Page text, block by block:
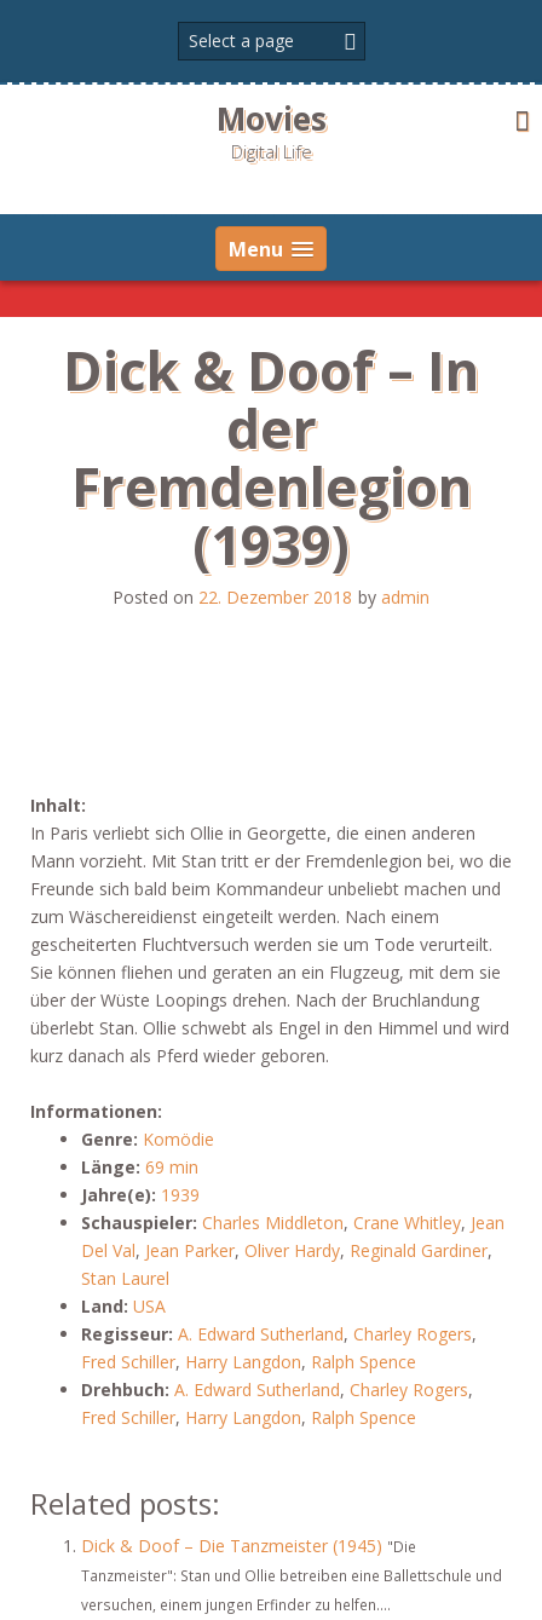
Movies
Digital Life
Menu
Dick & Doof – In
der
Fremdenlegion
(1939)
Posted on 22. Dezember 2018 by admin
Inhalt:
In Paris verliebt sich Ollie in Georgette, die einen anderen
Mann vorzieht. Mit Stan tritt er der Fremdenlegion bei, wo die
Freunde sich bald beim Kommandeur unbeliebt machen und
zum Wäschereidienst eingeteilt werden. Nach einem
gescheiterten Fluchtversuch werden sie um Tode verurteilt.
Sie können fliehen und geraten an ein Flugzeug, mit dem sie
über der Wüste Loopings drehen. Nach der Bruchlandung
überlebt Stan. Ollie schwebt als Engel in den Himmel und wird
kurz danach als Pferd wieder geboren.
Informationen:
Genre: Komödie
Länge: 69 min
Jahre(e): 1939
Schauspieler: Charles Middleton, Crane Whitley, Jean
Del Val, Jean Parker, Oliver Hardy, Reginald Gardiner,
Stan Laurel
Land: USA
Regisseur: A. Edward Sutherland, Charley Rogers,
Fred Schiller, Harry Langdon, Ralph Spence
Drehbuch: A. Edward Sutherland, Charley Rogers,
Fred Schiller, Harry Langdon, Ralph Spence
Related posts:
Dick & Doof – Die Tanzmeister (1945) "Die
Tanzmeister": Stan und Ollie betreiben eine Ballettschule und
versuchen, einem jungen Erfinder zu helfen....